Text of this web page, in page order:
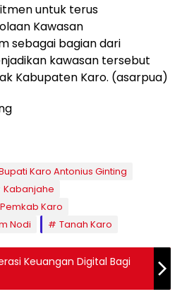
untuk terus
Kawasan
sebagai bagian dari
kawasan tersebut
Kabupaten Karo. (asarpua)
Karo Antonius Ginting
Kabanjahe
Pemkab Karo
Nodi
Tanah Karo
Keuangan Digital Bagi